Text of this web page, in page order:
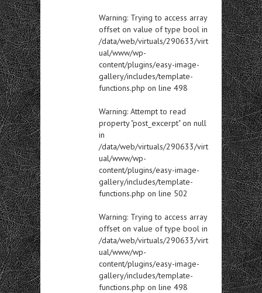
Warning: Trying to access array
offset on value of type bool in
/data/web/virtuals/290633/virt
ual/www/wp-
content/plugins/easy-image-
gallery/includes/template-
functions.php on line 498
Warning: Attempt to read
property "post_excerpt" on null
in
/data/web/virtuals/290633/virt
ual/www/wp-
content/plugins/easy-image-
gallery/includes/template-
functions.php on line 502
Warning: Trying to access array
offset on value of type bool in
/data/web/virtuals/290633/virt
ual/www/wp-
content/plugins/easy-image-
gallery/includes/template-
functions.php on line 498